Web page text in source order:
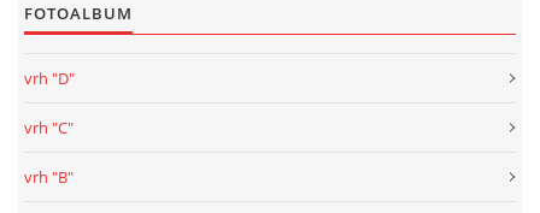
FOTOALBUM
vrh "D"
vrh "C"
vrh "B"